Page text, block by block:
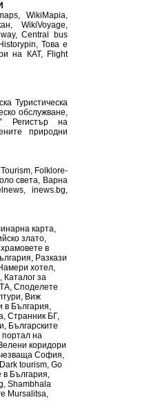
WikiMapia,
WikiVoyage,
Central bus
Historypin, Това е
на КАТ, Flight
Туристическа
обслужване,
Регистър на
природни
Tourism, Folklore-
света, Варна
, inews.bg,
карта,
злато,
в
, Разкази
хотел,
, Каталог за
, Споделете
, Виж
в България,
, Странник БГ,
, Българските
портал на
коридори
София,
Dark tourism, Go
в България,
, Shambhala
Mursalitsa,